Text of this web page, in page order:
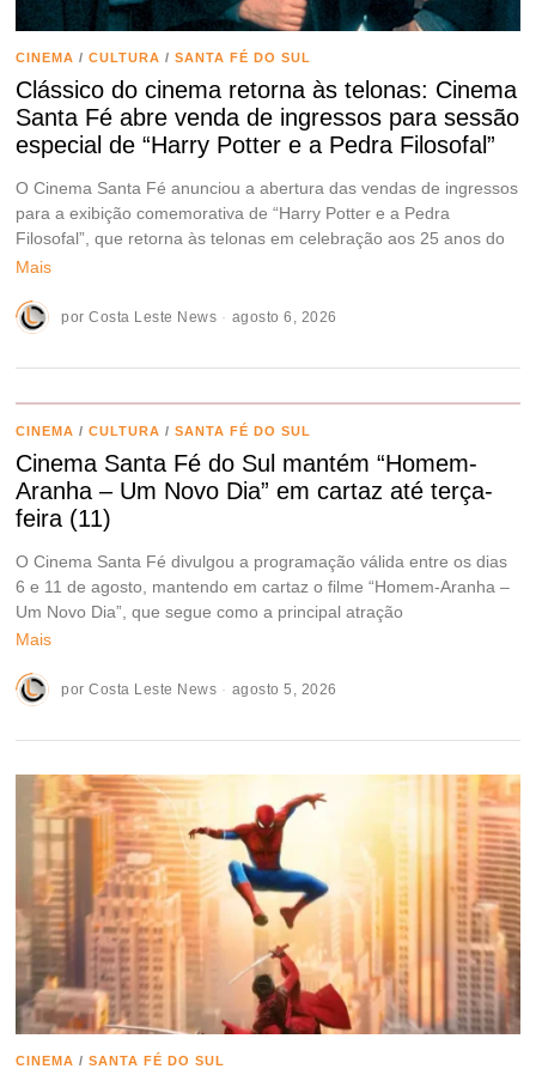
CINEMA / CULTURA / SANTA FÉ DO SUL
Clássico do cinema retorna às telonas: Cinema
Santa Fé abre venda de ingressos para sessão
especial de “Harry Potter e a Pedra Filosofal”
O Cinema Santa Fé anunciou a abertura das vendas de ingressos
para a exibição comemorativa de “Harry Potter e a Pedra
Filosofal”, que retorna às telonas em celebração aos 25 anos do
Mais
porCosta Leste News agosto 6, 2026
CINEMA / CULTURA / SANTA FÉ DO SUL
Cinema Santa Fé do Sul mantém “Homem-
Aranha – Um Novo Dia” em cartaz até terça-
feira (11)
O Cinema Santa Fé divulgou a programação válida entre os dias
6 e 11 de agosto, mantendo em cartaz o filme “Homem-Aranha –
Um Novo Dia”, que segue como a principal atração
Mais
porCosta Leste News agosto 5, 2026
CINEMA / SANTA FÉ DO SUL